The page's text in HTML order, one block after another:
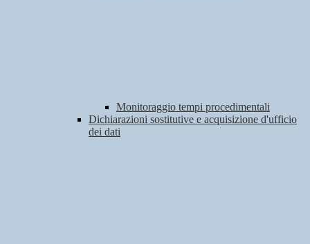
Monitoraggio tempi procedimentali
Dichiarazioni sostitutive e acquisizione d'ufficio
dei dati